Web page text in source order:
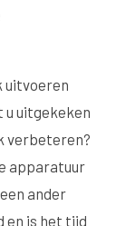
uitvoeren
u uitgekeken
verbeteren?
apparatuur
ander
en is het tijd